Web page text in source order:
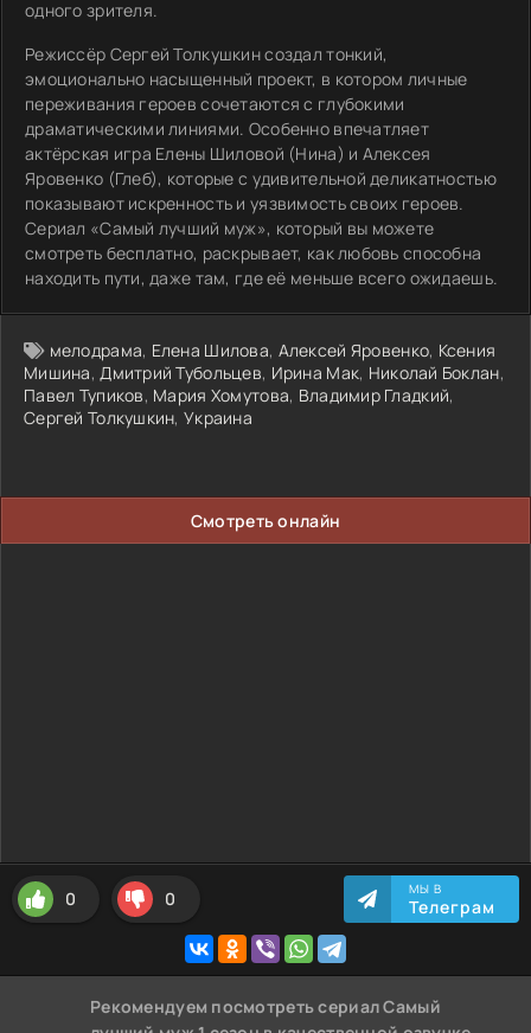
одного зрителя.
Режиссёр Сергей Толкушкин создал тонкий,
эмоционально насыщенный проект, в котором личные
переживания героев сочетаются с глубокими
драматическими линиями. Особенно впечатляет
актёрская игра Елены Шиловой (Нина) и Алексея
Яровенко (Глеб), которые с удивительной деликатностью
показывают искренность и уязвимость своих героев.
Сериал «Самый лучший муж», который вы можете
смотреть бесплатно, раскрывает, как любовь способна
находить пути, даже там, где её меньше всего ожидаешь.
мелодрама, Елена Шилова, Алексей Яровенко, Ксения
Мишина,Дмитрий Тубольцев, Ирина Мак, Николай Боклан,
Павел Тупиков, Мария Хомутова, Владимир Гладкий,
Сергей Толкушкин,Украина
Смотреть онлайн
0 0 МЫ В
Телеграм
Рекомендуем посмотреть сериал Самый